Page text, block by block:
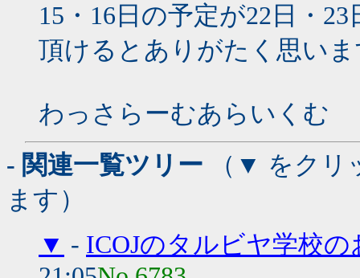
15・16日の予定が22日・
頂けるとありがたく思い
わっさらーむあらいくむ
- 関連一覧ツリー （▼ をクリ
ます）
▼ - ICOJのタルビヤ学校の